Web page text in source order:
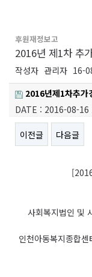
후원재정보고
2016년 제1차 추
작성자 관리자 16-
2016년제1차추
DATE : 2016-08-16
이전글 다음글
사회복지법인 및
인천아동복지종합